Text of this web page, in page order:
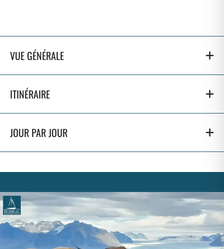
VUE GÉNÉRALE
ITINÉRAIRE
JOUR PAR JOUR